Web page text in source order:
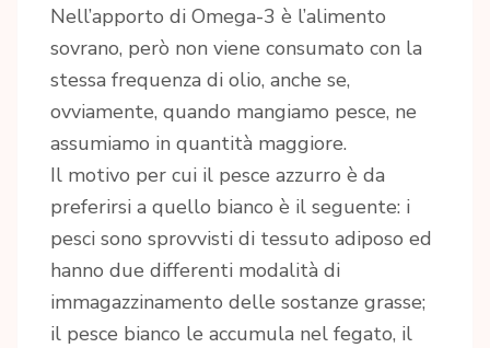
Nell’apporto di Omega-3 è l’alimento
sovrano, però non viene consumato con la
stessa frequenza di olio, anche se,
ovviamente, quando mangiamo pesce, ne
assumiamo in quantità maggiore.
Il motivo per cui il pesce azzurro è da
preferirsi a quello bianco è il seguente: i
pesci sono sprovvisti di tessuto adiposo ed
hanno due differenti modalità di
immagazzinamento delle sostanze grasse;
il pesce bianco le accumula nel fegato, il